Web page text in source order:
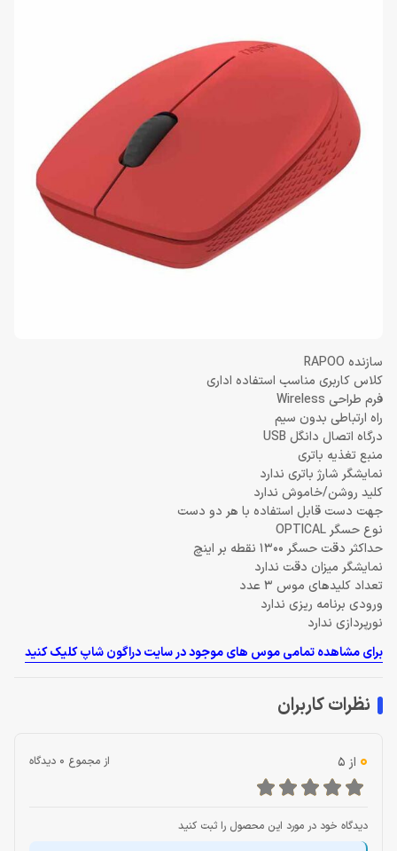
سازنده RAPOO
کلاس کاربری مناسب استفاده اداری
فرم طراحی Wireless
راه ارتباطی بدون سیم
درگاه اتصال دانگل USB
منبع تغذیه باتری
نمایشگر شارژ باتری ندارد
کلید روشن/خاموش ندارد
جهت دست قابل استفاده با هر دو دست
نوع حسگر OPTICAL
حداکثر دقت حسگر 1300 نقطه بر اینچ
نمایشگر میزان دقت ندارد
تعداد کلیدهای موس 3 عدد
ورودی برنامه ‌ریزی ندارد
نورپردازی ندارد
برای مشاهده تمامی موس های موجود در سایت دراگون شاپ کلیک کنید
نظرات کاربران
0 از 5 از مجموع 0 دیدگاه
دیدگاه خود در مورد این محصول را ثبت کنید